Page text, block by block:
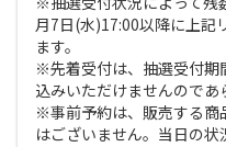
月7日(水)17:00以降に上記
ます。
※先着受付は、抽選受付期
込みいただけませんのであ
※事前予約は、販売する商
はございません。当日の